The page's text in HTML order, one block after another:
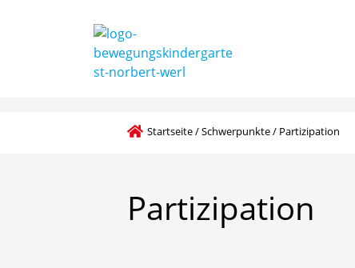
Startseite/Schwerpunkte/ Partizipation
Partizipation